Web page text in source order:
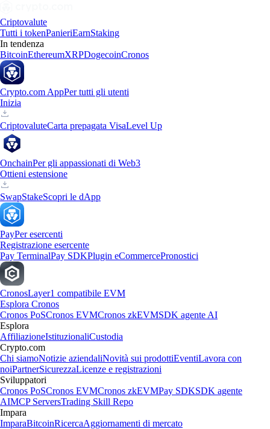
Criptovalute
Tutti i tokenPanieriEarnStaking
In tendenza
BitcoinEthereumXRPDogecoinCronos
Crypto.com AppPer tutti gli utenti
Inizia
CriptovaluteCarta prepagata VisaLevel Up
OnchainPer gli appassionati di Web3
Ottieni estensione
SwapStakeScopri le dApp
PayPer esercenti
Registrazione esercente
Pay TerminalPay SDKPlugin eCommercePronostici
CronosLayer1 compatibile EVM
Esplora Cronos
Cronos PoSCronos EVMCronos zkEVMSDK agente AI
Esplora
AffiliazioneIstituzionaliCustodia
Crypto.com
Chi siamoNotizie aziendaliNovità sui prodottiEventiLavora con
noiPartnerSicurezzaLicenze e registrazioni
Sviluppatori
Cronos PoSCronos EVMCronos zkEVMPay SDKSDK agente
AIMCP ServersTrading Skill Repo
Impara
ImparaBitcoinRicercaAggiornamenti di mercato